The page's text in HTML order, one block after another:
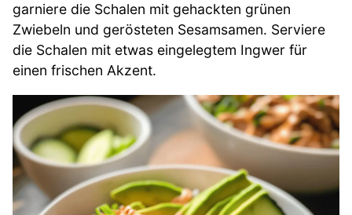
garniere die Schalen mit gehackten grünen
Zwiebeln und gerösteten Sesamsamen. Serviere
die Schalen mit etwas eingelegtem Ingwer für
einen frischen Akzent.